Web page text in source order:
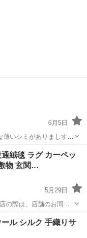
6月5日
せんでした 購入価
/マット/ラグ
絨毯 ラグ カーペッ
物 玄関…
5月29日
の際は、店舗のお間違
は事前にお問い合わせ
ト/マット/ラグ
ル シルク 手織りサ